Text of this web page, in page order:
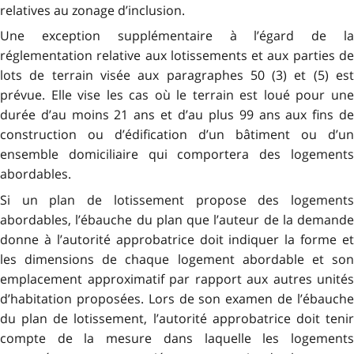
relatives au zonage d’inclusion.
Une exception supplémentaire à l’égard de la
réglementation relative aux lotissements et aux parties de
lots de terrain visée aux paragraphes 50 (3) et (5) est
prévue. Elle vise les cas où le terrain est loué pour une
durée d’au moins 21 ans et d’au plus 99 ans aux fins de
construction ou d’édification d’un bâtiment ou d’un
ensemble domiciliaire qui comportera des logements
abordables.
Si un plan de lotissement propose des logements
abordables, l’ébauche du plan que l’auteur de la demande
donne à l’autorité approbatrice doit indiquer la forme et
les dimensions de chaque logement abordable et son
emplacement approximatif par rapport aux autres unités
d’habitation proposées. Lors de son examen de l’ébauche
du plan de lotissement, l’autorité approbatrice doit tenir
compte de la mesure dans laquelle les logements